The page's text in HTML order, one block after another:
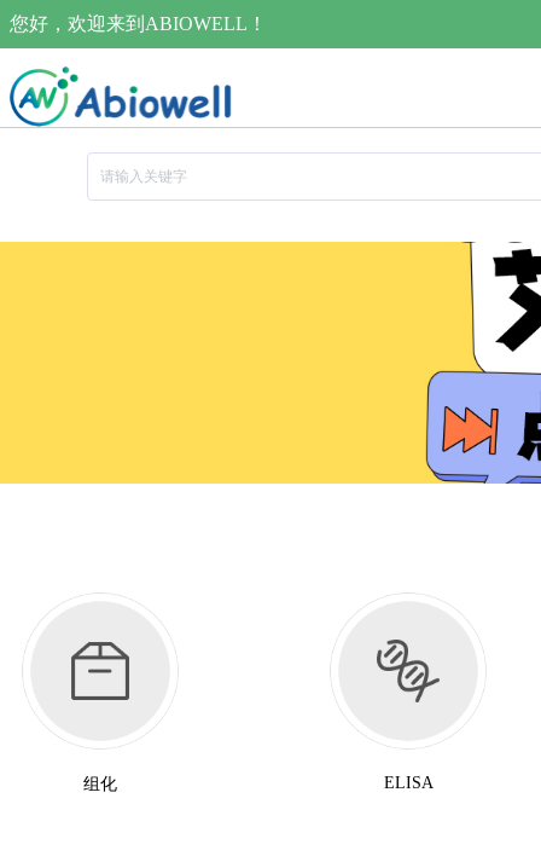
您好，欢迎来到ABIOWELL！
组化 ELISA